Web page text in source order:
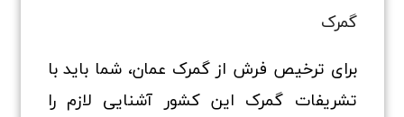
گمرک
برای ترخیص فرش از گمرک عمان، شما باید با
تشریفات گمرک این کشور آشنایی لازم را